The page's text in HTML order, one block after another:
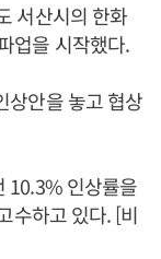
서산시의 한화
업을 시작했다.
상안을 놓고 협상
10.3% 인상률을
수하고 있다. [비